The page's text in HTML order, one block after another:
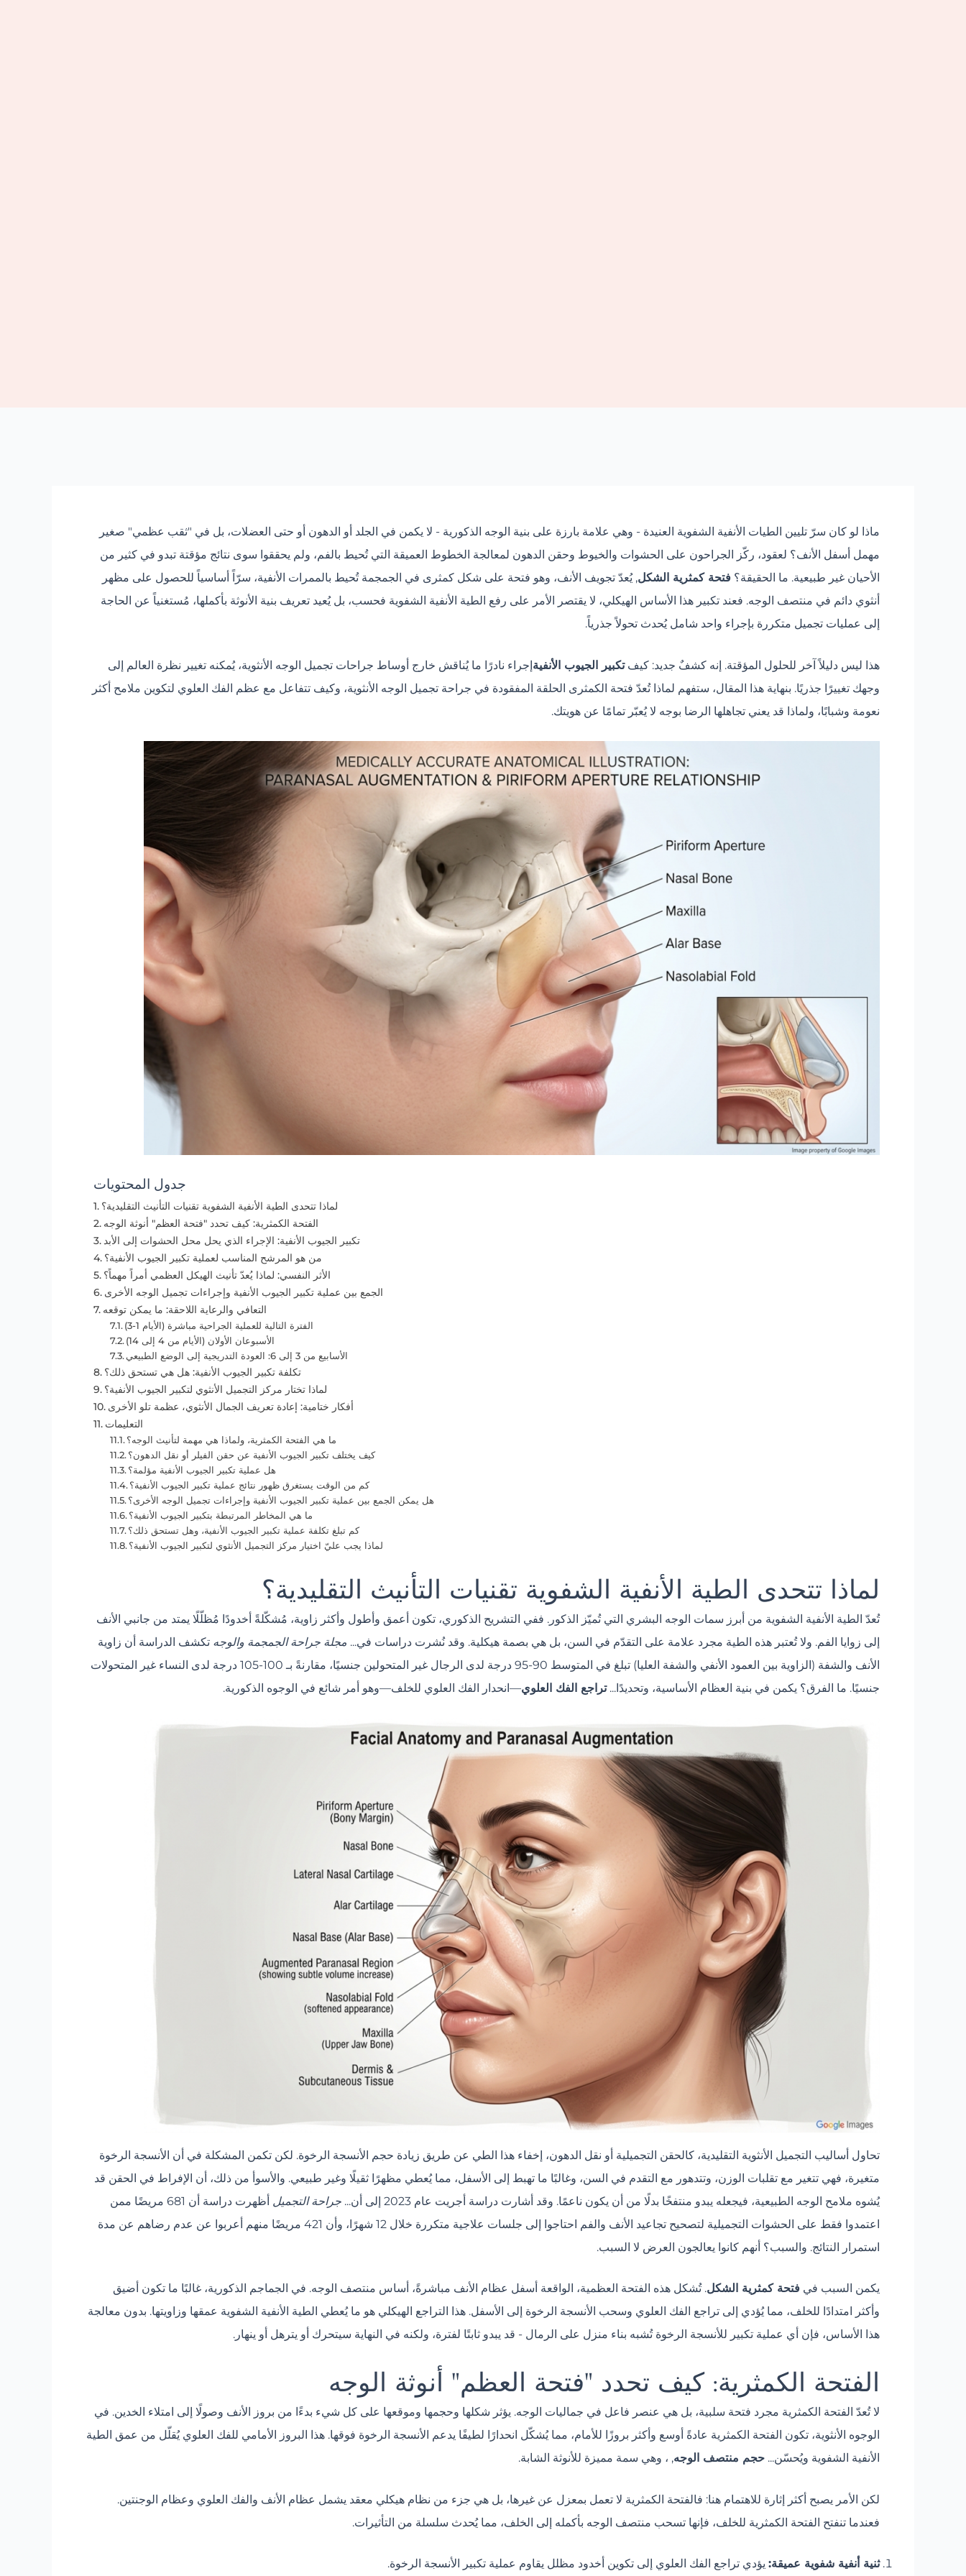
ماذا لو كان سرّ تليين الطيات الأنفية الشفوية العنيدة - وهي علامة بارزة على بنية الوجه الذكورية - لا يكمن في الجلد أو الدهون أو حتى العضلات، بل في "ثقب عظمي" صغير
مهمل أسفل الأنف؟ لعقود، ركّز الجراحون على الحشوات والخيوط وحقن الدهون لمعالجة الخطوط العميقة التي تُحيط بالفم، ولم يحققوا سوى نتائج مؤقتة تبدو في كثير من
الأحيان غير طبيعية. ما الحقيقة؟ فتحة كمثرية الشكل, يُعدّ تجويف الأنف، وهو فتحة على شكل كمثرى في الجمجمة تُحيط بالممرات الأنفية، سرّاً أساسياً للحصول على مظهر
أنثوي دائم في منتصف الوجه. فعند تكبير هذا الأساس الهيكلي، لا يقتصر الأمر على رفع الطية الأنفية الشفوية فحسب، بل يُعيد تعريف بنية الأنوثة بأكملها، مُستغنياً عن الحاجة
إلى عمليات تجميل متكررة بإجراء واحد شامل يُحدث تحولاً جذرياً.
هذا ليس دليلاً آخر للحلول المؤقتة. إنه كشفٌ جديد: كيفتكبير الجيوب الأنفيةإجراء نادرًا ما يُناقش خارج أوساط جراحات تجميل الوجه الأنثوية، يُمكنه تغيير نظرة العالم إلى
وجهك تغييرًا جذريًا. بنهاية هذا المقال، ستفهم لماذا تُعدّ فتحة الكمثرى الحلقة المفقودة في جراحة تجميل الوجه الأنثوية، وكيف تتفاعل مع عظم الفك العلوي لتكوين ملامح أكثر
نعومة وشبابًا، ولماذا قد يعني تجاهلها الرضا بوجه لا يُعبّر تمامًا عن هويتك.
جدول المحتويات
لماذا تتحدى الطية الأنفية الشفوية تقنيات التأنيث التقليدية؟
الفتحة الكمثرية: كيف تحدد "فتحة العظم" أنوثة الوجه
تكبير الجيوب الأنفية: الإجراء الذي يحل محل الحشوات إلى الأبد
من هو المرشح المناسب لعملية تكبير الجيوب الأنفية؟
الأثر النفسي: لماذا يُعدّ تأنيث الهيكل العظمي أمراً مهماً؟
الجمع بين عملية تكبير الجيوب الأنفية وإجراءات تجميل الوجه الأخرى
التعافي والرعاية اللاحقة: ما يمكن توقعه
الفترة التالية للعملية الجراحية مباشرة (الأيام 1-3)
الأسبوعان الأولان (الأيام من 4 إلى 14)
الأسابيع من 3 إلى 6: العودة التدريجية إلى الوضع الطبيعي
تكلفة تكبير الجيوب الأنفية: هل هي تستحق ذلك؟
لماذا تختار مركز التجميل الأنثوي لتكبير الجيوب الأنفية؟
أفكار ختامية: إعادة تعريف الجمال الأنثوي، عظمة تلو الأخرى
التعليمات
ما هي الفتحة الكمثرية، ولماذا هي مهمة لتأنيث الوجه؟
كيف يختلف تكبير الجيوب الأنفية عن حقن الفيلر أو نقل الدهون؟
هل عملية تكبير الجيوب الأنفية مؤلمة؟
كم من الوقت يستغرق ظهور نتائج عملية تكبير الجيوب الأنفية؟
هل يمكن الجمع بين عملية تكبير الجيوب الأنفية وإجراءات تجميل الوجه الأخرى؟
ما هي المخاطر المرتبطة بتكبير الجيوب الأنفية؟
كم تبلغ تكلفة عملية تكبير الجيوب الأنفية، وهل تستحق ذلك؟
لماذا يجب عليّ اختيار مركز التجميل الأنثوي لتكبير الجيوب الأنفية؟
لماذا تتحدى الطية الأنفية الشفوية تقنيات التأنيث التقليدية؟
تُعدّ الطية الأنفية الشفوية من أبرز سمات الوجه البشري التي تُميّز الذكور. ففي التشريح الذكوري، تكون أعمق وأطول وأكثر زاوية، مُشكّلةً أخدودًا مُظلّلًا يمتد من جانبي الأنف
إلى زوايا الفم. ولا تُعتبر هذه الطية مجرد علامة على التقدّم في السن، بل هي بصمة هيكلية. وقد نُشرت دراسات في... مجلة جراحة الجمجمة والوجه تكشف الدراسة أن زاوية
الأنف والشفة (الزاوية بين العمود الأنفي والشفة العليا) تبلغ في المتوسط 90-95 درجة لدى الرجال غير المتحولين جنسيًا، مقارنةً بـ 100-105 درجة لدى النساء غير المتحولات
جنسيًا. ما الفرق؟ يكمن في بنية العظام الأساسية، وتحديدًا...تراجع الفك العلوي—انحدار الفك العلوي للخلف—وهو أمر شائع في الوجوه الذكورية.
تحاول أساليب التجميل الأنثوية التقليدية، كالحقن التجميلية أو نقل الدهون، إخفاء هذا الطي عن طريق زيادة حجم الأنسجة الرخوة. لكن تكمن المشكلة في أن الأنسجة الرخوة
متغيرة، فهي تتغير مع تقلبات الوزن، وتتدهور مع التقدم في السن، وغالبًا ما تهبط إلى الأسفل، مما يُعطي مظهرًا ثقيلًا وغير طبيعي. والأسوأ من ذلك، أن الإفراط في الحقن قد
يُشوه ملامح الوجه الطبيعية، فيجعله يبدو منتفخًا بدلًا من أن يكون ناعمًا. وقد أشارت دراسة أجريت عام 2023 إلى أن...
جراحة التجميل
أظهرت دراسة أن 681 مريضًا ممن
اعتمدوا فقط على الحشوات التجميلية لتصحيح تجاعيد الأنف والفم احتاجوا إلى جلسات علاجية متكررة خلال 12 شهرًا، وأن 421 مريضًا منهم أعربوا عن عدم رضاهم عن مدة
استمرار النتائج. والسبب؟ أنهم كانوا يعالجون العرض لا السبب.
يكمن السبب في فتحة كمثرية الشكل. تُشكل هذه الفتحة العظمية، الواقعة أسفل عظام الأنف مباشرةً، أساس منتصف الوجه. في الجماجم الذكورية، غالبًا ما تكون أضيق
وأكثر امتدادًا للخلف، مما يُؤدي إلى تراجع الفك العلوي وسحب الأنسجة الرخوة إلى الأسفل. هذا التراجع الهيكلي هو ما يُعطي الطية الأنفية الشفوية عمقها وزاويتها. بدون معالجة
هذا الأساس، فإن أي عملية تكبير للأنسجة الرخوة تُشبه بناء منزل على الرمال - قد يبدو ثابتًا لفترة، ولكنه في النهاية سيتحرك أو يترهل أو ينهار.
الفتحة الكمثرية: كيف تحدد "فتحة العظم" أنوثة الوجه
لا تُعدّ الفتحة الكمثرية مجرد فتحة سلبية، بل هي عنصر فاعل في جماليات الوجه. يؤثر شكلها وحجمها وموقعها على كل شيء بدءًا من بروز الأنف وصولًا إلى امتلاء الخدين. في
الوجوه الأنثوية، تكون الفتحة الكمثرية عادةً أوسع وأكثر بروزًا للأمام، مما يُشكّل انحدارًا لطيفًا يدعم الأنسجة الرخوة فوقها. هذا البروز الأمامي للفك العلوي يُقلّل من عمق الطية
الأنفية الشفوية ويُحسّن... حجم منتصف الوجه, ، وهي سمة مميزة للأنوثة الشابة.
لكن الأمر يصبح أكثر إثارة للاهتمام هنا: فالفتحة الكمثرية لا تعمل بمعزل عن غيرها، بل هي جزء من نظام هيكلي معقد يشمل عظام الأنف والفك العلوي وعظام الوجنتين.
فعندما تنفتح الفتحة الكمثرية للخلف، فإنها تسحب منتصف الوجه بأكمله إلى الخلف، مما يُحدث سلسلة من التأثيرات.
ثنية أنفية شفوية عميقة: يؤدي تراجع الفك العلوي إلى تكوين أخدود مظلل يقاوم عملية تكبير الأنسجة الرخوة.